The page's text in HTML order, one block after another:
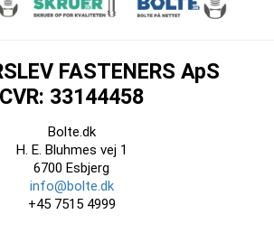
FASTENERS ApS
CVR: 33144458
Bolte.dk
H. E. Bluhmes vej 1
6700 Esbjerg
info@bolte.dk
+45 7515 4999